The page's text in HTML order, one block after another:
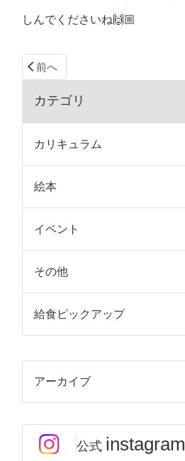
しんでくださいね🙌🏼
前へ
カテゴリ
カリキュラム
絵本
イベント
その他
給食ピックアップ
アーカイブ
公式 instagram